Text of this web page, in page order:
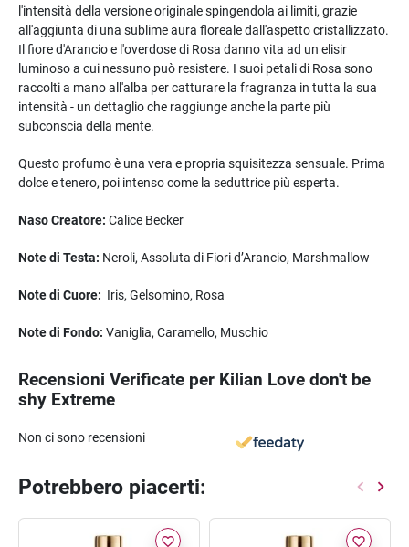
l'intensità della versione originale spingendola ai limiti, grazie
all'aggiunta di una sublime aura floreale dall'aspetto cristallizzato.
Il fiore d'Arancio e l'overdose di Rosa danno vita ad un elisir
luminoso a cui nessuno può resistere. I suoi petali di Rosa sono
raccolti a mano all'alba per catturare la fragranza in tutta la sua
intensità - un dettaglio che raggiunge anche la parte più
subconscia della mente.
Questo profumo è una vera e propria squisitezza sensuale. Prima
dolce e tenero, poi intenso come la seduttrice più esperta.
Naso Creatore: Calice Becker
Note di Testa: Neroli, Assoluta di Fiori d’Arancio, Marshmallow
Note di Cuore: Iris, Gelsomino, Rosa
Note di Fondo: Vaniglia, Caramello, Muschio
Recensioni Verificate per Kilian Love don't be
shy Extreme
Non ci sono recensioni
Potrebbero piacerti:
favorite_border favorite_border